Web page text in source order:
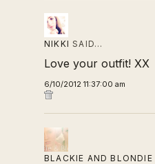
NIKKI SAID…
Love your outfit! XX
6/10/2012 11:37:00 am
BLACKIE AND BLONDIE